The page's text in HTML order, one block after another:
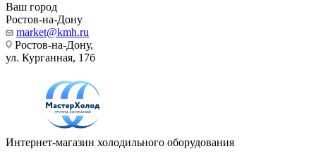
Ваш город
Ростов-на-Дону
market@kmh.ru
Ростов-на-Дону,
ул. Курганная, 17б
Интернет-магазин холодильного оборудования